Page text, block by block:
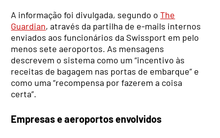
A informação foi divulgada, segundo oThe
Guardian, através da partilha de e-mails internos
enviados aos funcionários da Swissport em pelo
menos sete aeroportos. As mensagens
descrevem o sistema como um “incentivo às
receitas de bagagem nas portas de embarque” e
como uma “recompensa por fazerem a coisa
certa”.
Empresas e aeroportos envolvidos